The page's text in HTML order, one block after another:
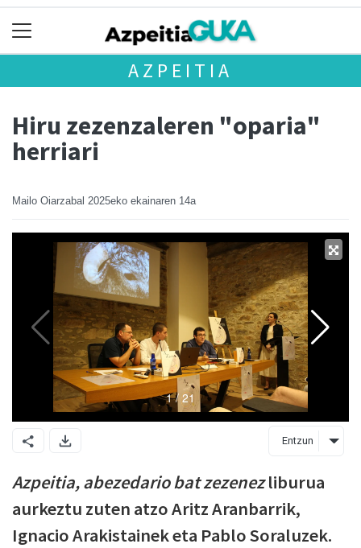
AZPEITIA
Hiru zezenzaleren "oparia"
herriari
Mailo Oiarzabal 2025eko ekainaren 14a
Entzun
Azpeitia, abezedario bat zezenezliburua
aurkeztu zuten atzo Aritz Aranbarrik,
Ignacio Arakistainek eta Pablo Soraluzek.